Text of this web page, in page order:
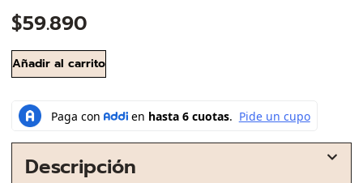
$59.890
Añadir al carrito
Descripción